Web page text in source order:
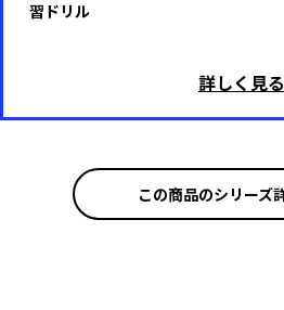
習ドリル
詳しく見る
この商品のシリーズ